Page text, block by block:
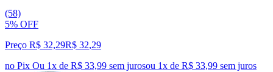
(58)
5% OFF
Preço R$ 32,29R$ 32,29
no Pix Ou 1x de R$ 33,99 sem jurosou 1x de R$ 33,99 sem juros